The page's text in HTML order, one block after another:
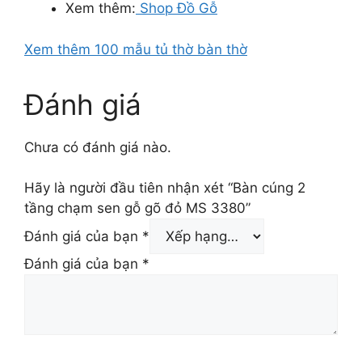
Xem thêm: Shop Đồ Gỗ
Xem thêm 100 mẫu tủ thờ bàn thờ
Đánh giá
Chưa có đánh giá nào.
Hãy là người đầu tiên nhận xét “Bàn cúng 2
tầng chạm sen gỗ gõ đỏ MS 3380”
Đánh giá của bạn *
Đánh giá của bạn *